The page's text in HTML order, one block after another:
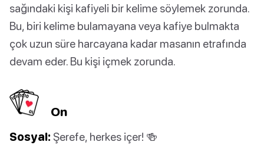
sağındaki kişi kafiyeli bir kelime söylemek zorunda.
Bu, biri kelime bulamayana veya kafiye bulmakta
çok uzun süre harcayana kadar masanın etrafında
devam eder. Bu kişi içmek zorunda.
On
Sosyal: Şerefe, herkes içer! 🍻